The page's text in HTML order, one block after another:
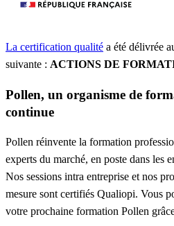
La certification qualité a été délivrée
suivante : ACTIONS DE
Pollen, un organisme de
continue
Pollen réinvente la formation
experts du marché, en poste dans les
Nos sessions intra entreprise et nos
mesure sont certifiés Qualiopi. Vous
votre prochaine formation Pollen